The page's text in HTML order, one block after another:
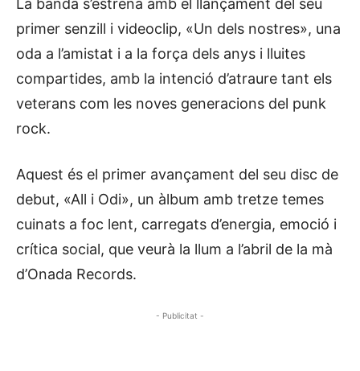
primer senzill i videoclip, «Un dels nostres», una
oda a l’amistat i a la força dels anys i lluites
compartides, amb la intenció d’atraure tant els
veterans com les noves generacions del punk
rock.
Aquest és el primer avançament del seu disc de
debut, «All i Odi», un àlbum amb tretze temes
cuinats a foc lent, carregats d’energia, emoció i
crítica social, que veurà la llum a l’abril de la mà
d’Onada Records.
- Publicitat -